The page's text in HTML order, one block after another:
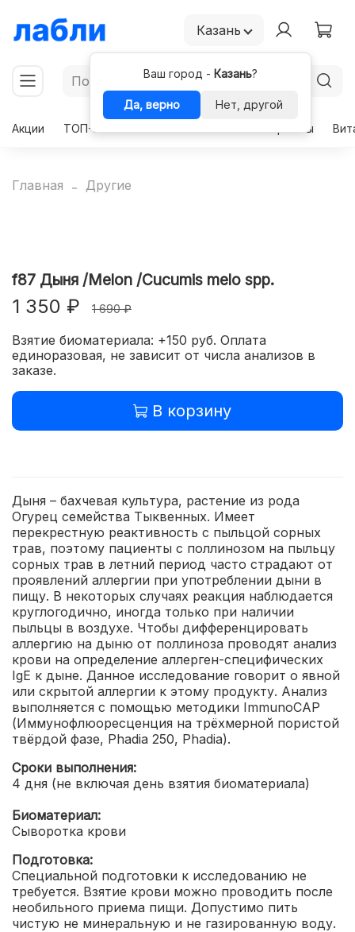
Казань
Ваш город - Казань?
Да, верно
Нет, другой
Акции
ТОП-50 Гормоны
Главная Другие
f87 Дыня /Melon /Cucumis melo spp.
1 350 ₽ 1 690 ₽
Взятие биоматериала: +150 руб. Оплата
единоразовая, не зависит от числа анализов в
заказе.
В корзину
Дыня – бахчевая культура, растение из рода
Огурец семейства Тыквенных. Имеет
перекрестную реактивность с пыльцой сорных
трав, поэтому пациенты с поллинозом на пыльцу
сорных трав в летний период часто страдают от
проявлений аллергии при употреблении дыни в
пищу. В некоторых случаях реакция наблюдается
круглогодично, иногда только при наличии
пыльцы в воздухе. Чтобы дифференцировать
аллергию на дыню от поллиноза проводят анализ
крови на определение аллерген-специфических
IgE к дыне. Данное исследование говорит о явной
или скрытой аллергии к этому продукту. Анализ
выполняется с помощью методики ImmunoCAP
(Иммунофлюоресценция на трёхмерной пористой
твёрдой фазе, Phadia 250, Phadia).
Сроки выполнения:
4 дня (не включая день взятия биоматериала)
Биоматериал:
Сыворотка крови
Подготовка:
Специальной подготовки к исследованию не
требуется. Взятие крови можно проводить после
необильного приема пищи. Допустимо пить
чистую не минеральную и не газированную воду.